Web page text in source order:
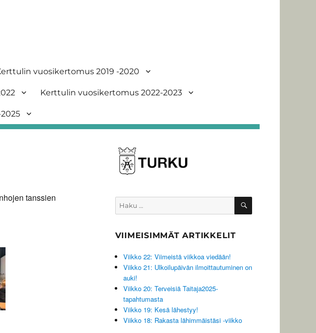
vuosikertomus 2019 -2020
Kerttulin vuosikertomus 2022-2023
tanssien
Etsi: HAKU
VIIMEISIMMÄT ARTIKKELIT
Viikko 22: Viimeistä viikkoa viedään!
Viikko 21: Ulkoilupäivän ilmoittautuminen on
auki!
Viikko 20: Terveisiä Taitaja2025-
tapahtumasta
Viikko 19: Kesä lähestyy!
Viikko 18: Rakasta lähimmäistäsi -viikko